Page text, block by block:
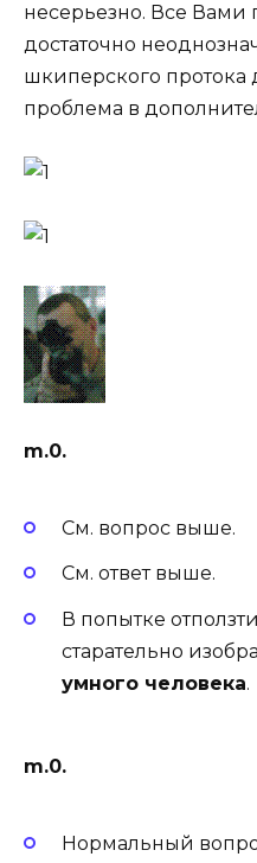
несерьезно. Все
достаточно
шкиперского протока
проблема в
m.0.
См. вопрос выше.
См. ответ выше.
В попытке
старательно
умного человека.
m.0.
Нормальный